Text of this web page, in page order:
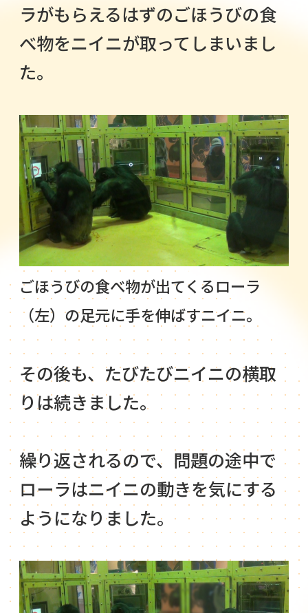
ラがもらえるはずのごほうびの食
べ物をニイニが取ってしまいまし
た。
ごほうびの食べ物が出てくるローラ
（左）の足元に手を伸ばすニイニ。
その後も、たびたびニイニの横取
りは続きました。
繰り返されるので、問題の途中で
ローラはニイニの動きを気にする
ようになりました。